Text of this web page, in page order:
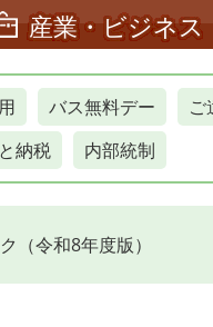
産業・ビジネス
バス無料デー
ご
納税
内部統制
（令和8年度版）